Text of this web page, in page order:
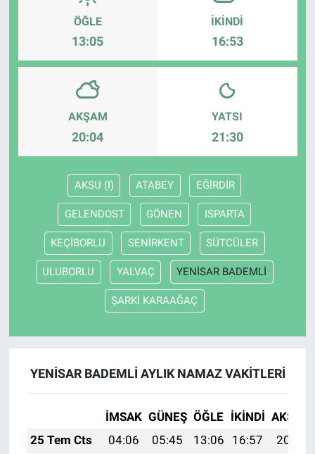
ÖĞLE
13:05
İKINDI
16:53
AKŞAM
20:04
YATSI
21:30
AKSU (I) ATABEY EĞİRDİR
GELENDOST GÖNEN ISPARTA
KEÇİBORLU SENİRKENT SÜTCÜLER
ULUBORLU YALVAÇ YENİSAR BADEMLİ
ŞARKİ KARAAĞAÇ
YENİSAR BADEMLİ AYLIK NAMAZ VAKITLERI
İMSAK GÜNEŞ ÖĞLE İKINDI AKŞAM
25 Tem Cts
04:06 05:45 13:06 16:57
20:17